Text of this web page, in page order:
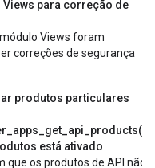
para correção de
Views foram
correções de segurança
produtos particulares
está ativado
que os produtos de API não